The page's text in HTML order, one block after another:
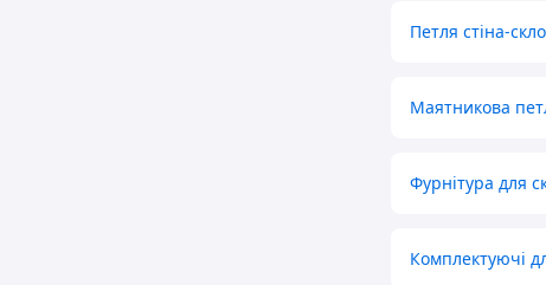
Петля стіна-скло
Маятникова
Фурнітура для
Комплектуючі